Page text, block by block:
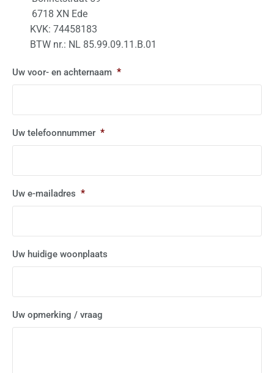
6718 XN Ede
KVK: 74458183
BTW nr.: NL 85.99.09.11.B.01
Uw voor- en achternaam *
Uw telefoonnummer *
Uw e-mailadres *
Uw huidige woonplaats
Uw opmerking / vraag